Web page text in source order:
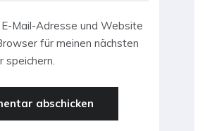
E-Mail-Adresse und Website
für meinen nächsten
speichern.